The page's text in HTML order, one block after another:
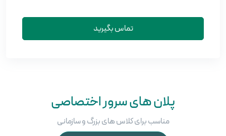
تماس بگیرید
پلان های سرور اختصاصی
مناسب برای کلاس های بزرگ و سازمانی